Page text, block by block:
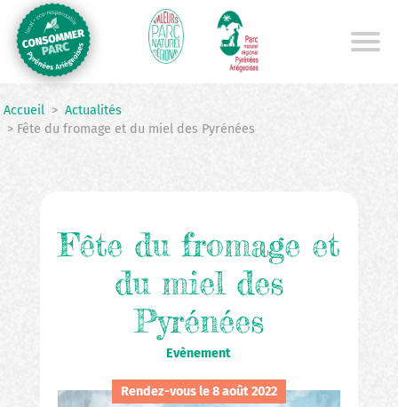
contenu
principal
Accueil > Actualités
> Fête du fromage et du miel des Pyrénées
Fête du fromage et
du miel des
Pyrénées
Evènement
Rendez-vous le 8 août 2022